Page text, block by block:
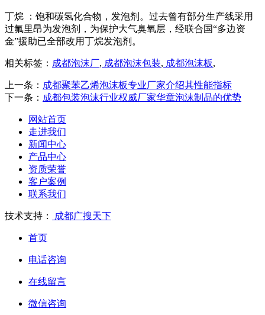
丁烷 ：饱和碳氢化合物，发泡剂。过去曾有部分生产线采用
过氟里昂为发泡剂，为保护大气臭氧层，经联合国“多边资
金”援助已全部改用丁烷发泡剂。
相关标签： 成都泡沫厂, 成都泡沫包装, 成都泡沫板,
上一条： 成都聚苯乙烯泡沫板专业厂家介绍其性能指标
下一条： 成都包装泡沫行业权威厂家华章泡沫制品的优势
网站首页
走进我们
新闻中心
产品中心
资质荣誉
客户案例
联系我们
技术支持： 成都广搜天下
首页
电话咨询
在线留言
微信咨询